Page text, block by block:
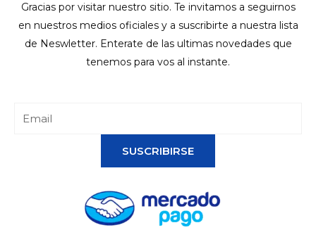
Gracias por visitar nuestro sitio. Te invitamos a seguirnos
en nuestros medios oficiales y a suscribirte a nuestra lista
de Neswletter. Enterate de las ultimas novedades que
tenemos para vos al instante.
SUSCRIBIRSE